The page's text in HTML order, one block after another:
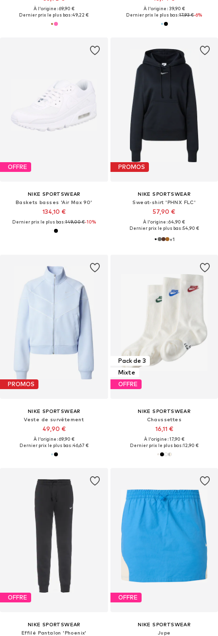
À l'origine : 69,90 €
Dernier prix le plus bas :49,22 €
À l'origine : 39,90 €
Dernier prix le plus bas :17,93 €-6%
OFFRE
NIKE SPORTSWEAR
Baskets basses 'Air Max 90'
134,10 €
Dernier prix le plus bas :149,00 €-10%
PROMOS
NIKE SPORTSWEAR
Sweat-shirt 'PHNX FLC'
57,90 €
À l'origine : 64,90 €
Dernier prix le plus bas :54,90 €
+1
PROMOS
NIKE SPORTSWEAR
Veste de survêtement
49,90 €
À l'origine : 69,90 €
Dernier prix le plus bas :46,67 €
Pack de 3
Mixte
OFFRE
NIKE SPORTSWEAR
Chaussettes
16,11 €
À l'origine : 17,90 €
Dernier prix le plus bas :12,90 €
OFFRE
NIKE SPORTSWEAR
Effilé Pantalon 'Phoenix'
OFFRE
NIKE SPORTSWEAR
Jupe